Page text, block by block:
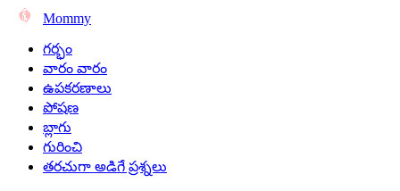
Mommy
గర్భం
వారం వారం
ఉపకరణాలు
పోషణ
బ్లాగు
గురించి
తరచుగా అడిగే ప్రశ్నలు